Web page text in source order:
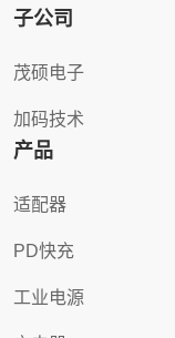
子公司
茂硕电子
加码技术
产品
适配器
PD快充
工业电源